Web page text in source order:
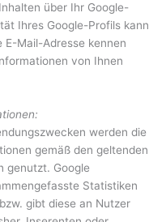
über Ihr Google-
Ihres Google-Profils kann
Mail-Adresse kennen
von Ihnen
werden die
gemäß den geltenden
genutzt. Google
Statistiken
gibt diese an Nutzer